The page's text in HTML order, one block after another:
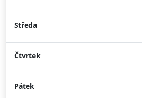
Středa
Čtvrtek
Pátek